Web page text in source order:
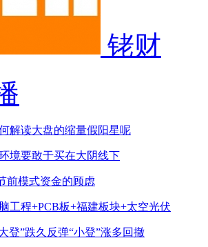
铑财
解读大盘的缩量假阳星呢
境要敢于买在大阴线下
前模式资金的顾虑
工程+PCB板+福建板块+太空光伏
登”跌久反弹“小登”涨多回撤